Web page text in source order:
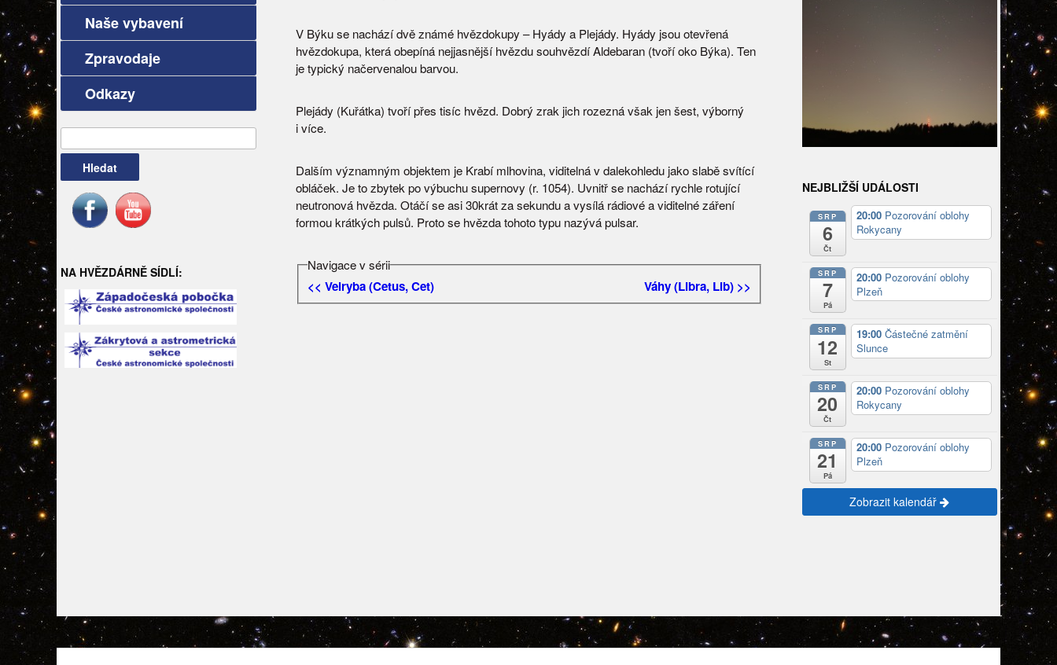
Naše vybavení
Zpravodaje
Odkazy
NA HVĚZDÁRNĚ SÍDLÍ:
V Býku se nachází dvě známé hvězdokupy – Hyády a Plejády. Hyády jsou otevřená
hvězdokupa, která obepíná nejjasnější hvězdu souhvězdí Aldebaran (tvoří oko Býka). Ten
je typický načervenalou barvou.
Plejády (Kuřátka) tvoří přes tisíc hvězd. Dobrý zrak jich rozezná však jen šest, výborný
i více.
Dalším významným objektem je Krabí mlhovina, viditelná v dalekohledu jako slabě svítící
obláček. Je to zbytek po výbuchu supernovy (r. 1054). Uvnitř se nachází rychle rotující
neutronová hvězda. Otáčí se asi 30krát za sekundu a vysílá rádiové a viditelné záření
formou krátkých pulsů. Proto se hvězda tohoto typu nazývá pulsar.
Navigace v sérii
<< Velryba (Cetus, Cet) Váhy (Libra, Lib) >>
NEJBLIŽŠÍ UDÁLOSTI
SRP
6
Čt
20:00 Pozorování oblohy
Rokycany
SRP
7
Pá
20:00 Pozorování oblohy
Plzeň
SRP
12
St
19:00 Částečné zatmění
Slunce
SRP
20
Čt
20:00 Pozorování oblohy
Rokycany
SRP
21
Pá
20:00 Pozorování oblohy
Plzeň
Zobrazit kalendář